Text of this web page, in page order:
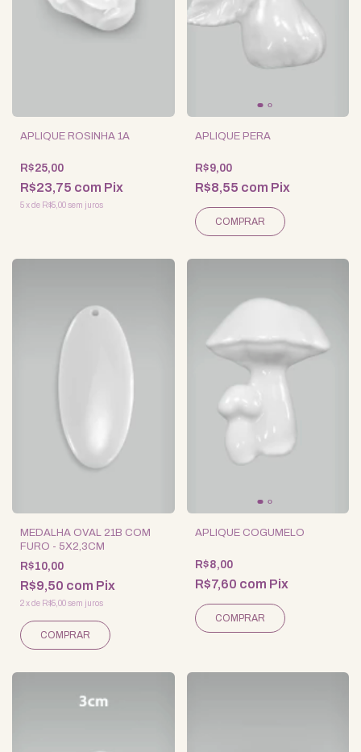
APLIQUE ROSINHA 1A
R$25,00
R$23,75 com Pix
5xde R$5,00sem juros
APLIQUE PERA
R$9,00
R$8,55 com Pix
MEDALHA OVAL 21B COM
FURO - 5X2,3CM
R$10,00
R$9,50 com Pix
2xde R$5,00sem juros
APLIQUE COGUMELO
R$8,00
R$7,60 com Pix